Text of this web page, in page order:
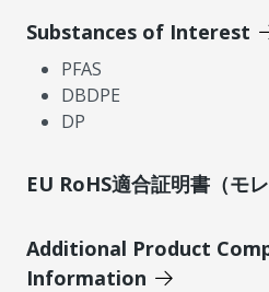
Substances of Interest
PFAS
DBDPE
DP
EU RoHS適合証明書（モレ
Additional Product
Information